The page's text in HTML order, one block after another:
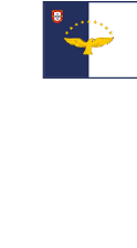
beleza única
monumento
Capelinhos. A